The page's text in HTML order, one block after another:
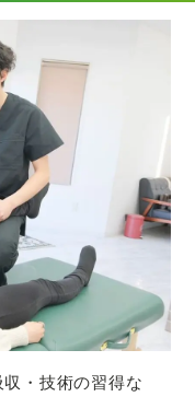
・技術の習得な